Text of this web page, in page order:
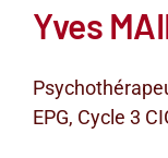
Yves
EPG, Cycle 3